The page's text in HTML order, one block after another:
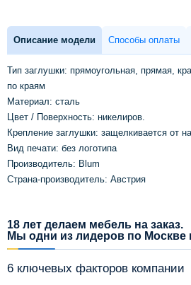
Описание модели Способы оплаты
Тип заглушки: прямоугольная, прямая,
по краям
Maтeриaл: сталь
Цвет / Поверхность: никелиров.
Крепление заглушки: защелкивается от
Вид печати: без логотипа
Производитель: Blum
Страна-производитель: Австрия
18 лет делаем мебель на заказ.
Мы одни из лидеров по Москве
6 ключевых факторов компании